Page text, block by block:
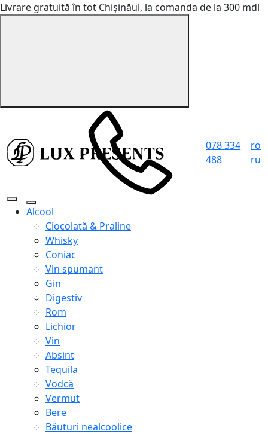
Livrare gratuită în tot Chișinăul, la comanda de la 300 mdl
078 334
488
ro
ru
Alcool
Ciocolată & Praline
Whisky
Coniac
Vin spumant
Gin
Digestiv
Rom
Lichior
Vin
Absint
Tequila
Vodcă
Vermut
Bere
Băuturi nealcoolice